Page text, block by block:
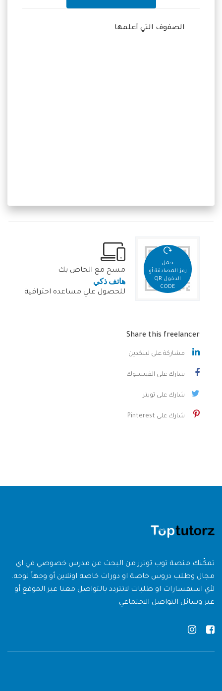
الصفوف التي أعلمها
حمل
رمز المصادقة أو
الدخول QR
CODE
مسح مع الخاص بك
هاتف ذكي
للحصول علي مساعده احترافية
Share this freelancer
مشاركة على لينكدين
شارك على الفيسبوك
شارك على تويتر
شارك على Pinterest
تمكّنك منصة توب توترز من البحث عن مدرس خصوصي في اي
مجال وطلب دروس خاصة او دورات خاصة اونلاين أو وجهاً لوجه.
لأي استفسارات او طلبات لاتتردد بالتواصل معنا عبر الموقع أو
عبر وسائل التواصل الاجتماعي